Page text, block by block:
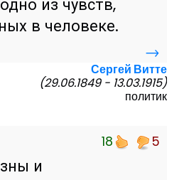
из чувств,
в человеке.
→
Сергей Витте
(29.06.1849 - 13.03.1915)
политик
18 5
и